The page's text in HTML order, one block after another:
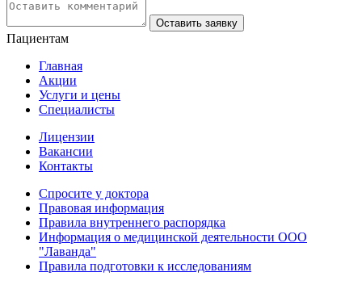
Оставить заявку
Пациентам
Главная
Акции
Услуги и цены
Специалисты
Лицензии
Вакансии
Контакты
Спросите у доктора
Правовая информация
Правила внутреннего распорядка
Информация о медицинской деятельности ООО
"Лаванда"
Правила подготовки к исследованиям